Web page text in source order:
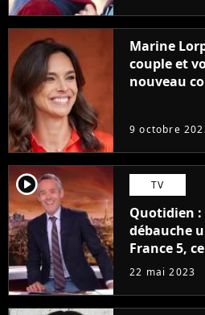
Marine
couple et
nouveau
9 octobre
player2 TV
Quotidien :
débauche
France 5,
à la rentrée
22 mai 2023